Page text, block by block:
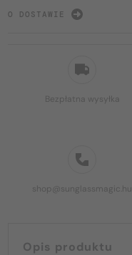
Bezpłatna wysyłka
shop@sunglassmagic.hu
Opis produktu
O DOSTAWIE